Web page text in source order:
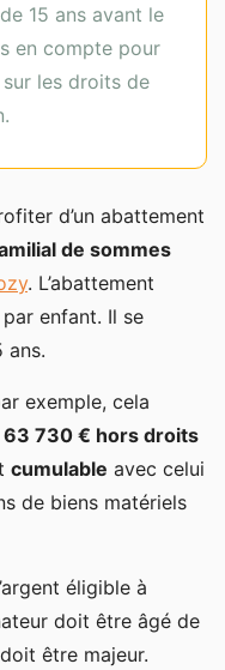
15 ans avant le
en compte pour
les droits de
d’un abattement
de sommes
. L’abattement
enfant. Il se
ans.
exemple, cela
63 730 € hors droits
cumulable avec celui
de biens matériels
éligible à
doit être âgé de
être majeur.